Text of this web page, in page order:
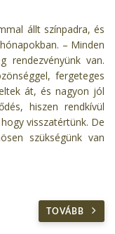
állt színpadra, és
– Minden
rendezvényünk van.
fergeteges
át, és nagyon jól
hiszen rendkívül
visszatértünk. De
szükségünk van
TOVÁBB